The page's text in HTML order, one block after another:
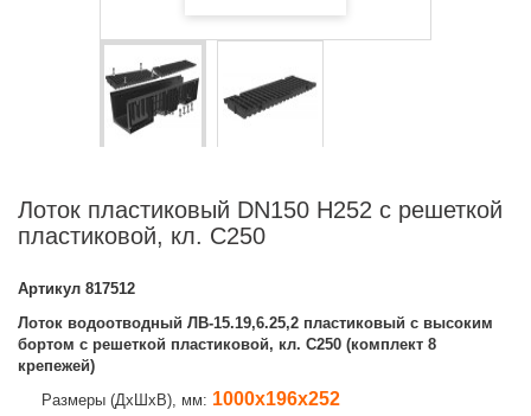
Лоток пластиковый DN150 H252 с решеткой
пластиковой, кл. C250
Артикул 817512
Лоток водоотводный ЛВ-15.19,6.25,2 пластиковый с высоким
бортом с решеткой пластиковой, кл. C250 (комплект 8
крепежей)
Размеры (ДхШхВ), мм: 1000х196х252